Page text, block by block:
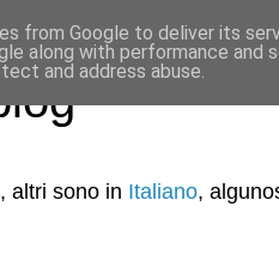
, altri sono in Italiano,
from Google to deliver its
along with performance
and address abuse.